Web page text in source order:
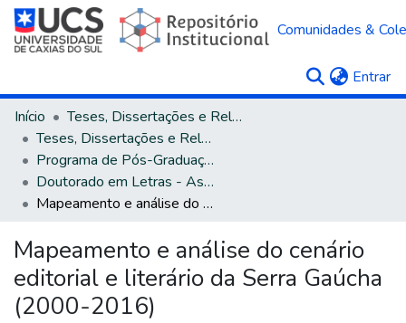
Comunidades &
Entrar
Início
Teses, Dissertações e Relatórios
Teses, Dissertações e Relatórios defendidos na UCS
Programa de Pós-Graduação em Letras
Doutorado em Letras - Associação Ampla UCS e UniRitter
Mapeamento e análise do cenário editorial e literário da Serra Gaúcha (2000-2016)
Mapeamento e análise do cenário
editorial e literário da Serra Gaúcha
(2000-2016)